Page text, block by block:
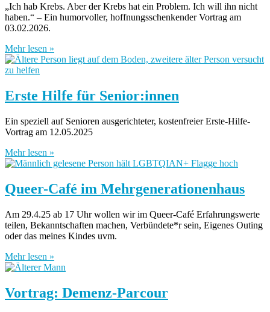
„Ich hab Krebs. Aber der Krebs hat ein Problem. Ich will ihn nicht
haben.“ – Ein humorvoller, hoffnungsschenkender Vortrag am
03.02.2026.
Mehr lesen »
Erste Hilfe für Senior:innen
Ein speziell auf Senioren ausgerichteter, kostenfreier Erste-Hilfe-
Vortrag am 12.05.2025
Mehr lesen »
Queer-Café im Mehrgenerationenhaus
Am 29.4.25 ab 17 Uhr wollen wir im Queer-Café Erfahrungswerte
teilen, Bekanntschaften machen, Verbündete*r sein, Eigenes Outing
oder das meines Kindes uvm.
Mehr lesen »
Vortrag: Demenz-Parcour